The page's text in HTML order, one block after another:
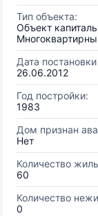
Тип объекта:
Объект
Дата
26.06.2012
Год постройки:
1983
Дом признан
Нет
Количество
60
Количество
0